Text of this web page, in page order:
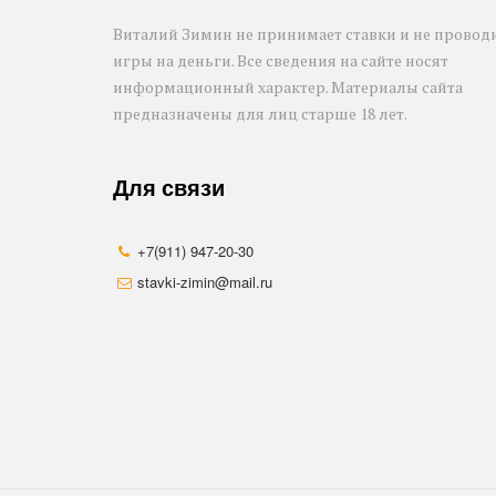
Виталий Зимин не принимает ставки и не
игры на деньги. Все сведения на сайте носят
информационный характер. Материалы сайта
предназначены для лиц старше 18 лет.
Для связи
+7(911) 947-20-30
stavki-zimin@mail.ru